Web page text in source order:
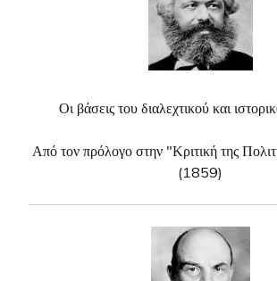
Οι βάσεις του διαλεχτικού και
Από τον πρόλογο στην "Κριτική της
(1859)